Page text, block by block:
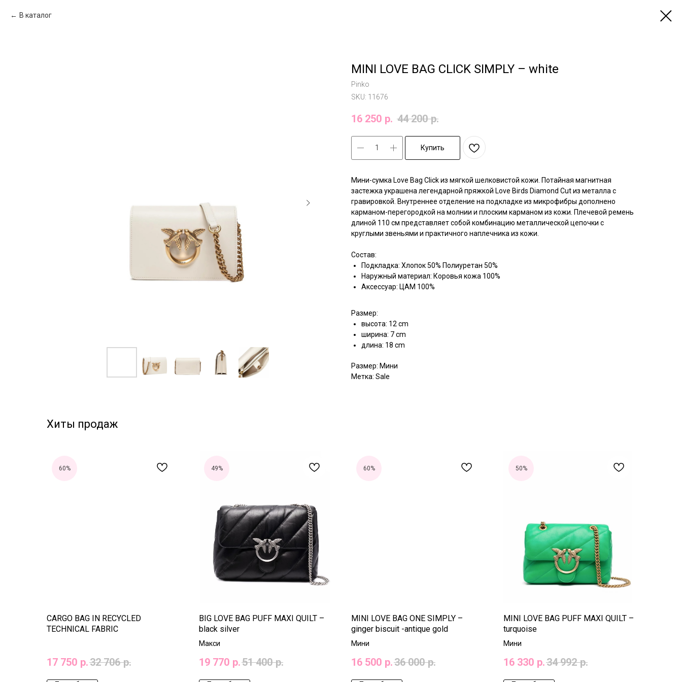
В каталог
MINI LOVE BAG CLICK SIMPLY – white
Pinko
SKU: 11676
16 250 р. 44 200 р.
Купить
Мини-сумка Love Bag Click из мягкой шелковистой кожи. Потайная магнитная
застежка украшена легендарной пряжкой Love Birds Diamond Cut из металла с
гравировкой. Внутреннее отделение на подкладке из микрофибры дополнено
карманом-перегородкой на молнии и плоским карманом из кожи. Плечевой ремень
длиной 110 см представляет собой комбинацию металлической цепочки с
круглыми звеньями и практичного наплечника из кожи.
Состав:
Подкладка: Хлопок 50% Полиуретан 50%
Наружный материал: Коровья кожа 100%
Аксессуар: ЦАМ 100%
Размер:
высота: 12 cm
ширина: 7 cm
длина: 18 cm
Размер: Мини
Метка: Sale
Хиты продаж
60%
CARGO BAG IN RECYCLED
TECHNICAL FABRIC
17 750 р.32 706 р.
49%
BIG LOVE BAG PUFF MAXI QUILT –
black silver
Макси
19 770 р.51 400 р.
60%
MINI LOVE BAG ONE SIMPLY –
ginger biscuit -antique gold
Мини
16 500 р.36 000 р.
50%
MINI LOVE BAG PUFF MAXI QUILT –
turquoise
Мини
16 330 р.34 992 р.